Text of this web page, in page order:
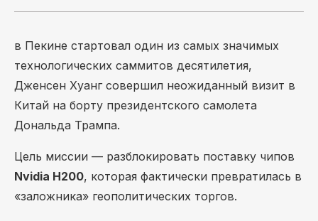
в Пекине стартовал один из самых значимых
технологических саммитов десятилетия,
Дженсен Хуанг совершил неожиданный визит в
Китай на борту президентского самолета
Дональда Трампа.
Цель миссии — разблокировать поставку чипов
Nvidia H200, которая фактически превратилась в
«заложника» геополитических торгов.